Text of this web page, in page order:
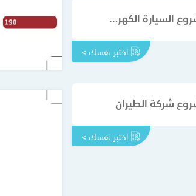
الفصل14: مشروع السيارة الكهربائية
اختبر نفسك >
اختبر نفسك >